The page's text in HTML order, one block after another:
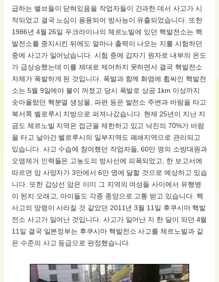
급하는 밸브들이 닫혀있음을 작업자들이 간과한 데서 사고가 시
작되었고 결국 노심이 용융되어 방사능이 유출되었습니다. 또한
1986년 4월 26일 우크라이나의 체르노빌에 있던 핵발전소는 핵
발전소를 중지시킨 뒤에도 얼마나 출력이 나오는 지를 시험하던
중에 사고가 일어났습니다. 시험 중에 갑자기 원자로 내부의 온도
가 급상승했는데 이를 제대로 제어하지 못하면서 결국 핵발전소
자체가 폭발하게 된 것입니다. 폭발과 함께 화염에 휩싸인 핵발전
소는 5월 9일에야 불이 꺼졌고 당시 폭발로 상공 1km 이상까지
솟아올랐던 핵분열 생성물, 파편 등은 발전소 주변과 바람을 타고
북서쪽 벨로루시 지방으로 퍼져나갔습니다. 현재 25년이 지난 지
금도 체르노빌 지역은 접근을 제한하고 있고 낙진의 70%가 바람
을 타고 날아간 벨로루시의 일부지역도 폐쇄지역으로 관리되고
있습니다. 사고 수습에 참여했던 작업자들, 60만 명의 소방대원과
오염제거 인력들은 고농도의 방사선에 피폭되었고, 한 보고서에
따르면 암 사망자가 3만에서 6만 명에 달할 것으로 예상하고 있습
니다. 또한 갑상선 암은 이미 그 지역의 여성들 사이에서 유행병
이 된지 오래고, 아이들도 각종 종양으로 고통 받고 있습니다. 핵
사고의 망령이 사라질 것 같았던 2011년 3월 11일 후쿠시마 핵발
전소 사고가 일어난 것입니다. 사고가 일어난 지 한 달이 되던 4월
11일 결국 일본정부는 후쿠시마 핵발전소 사고를 체르노빌과 같
은 수준의 사고 등급으로 판정했습니다.